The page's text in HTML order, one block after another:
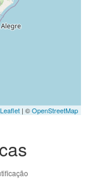
Leaflet | ©OpenStreetMap